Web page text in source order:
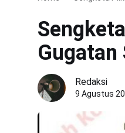
Gugatan
Redaksi
9 Agustus